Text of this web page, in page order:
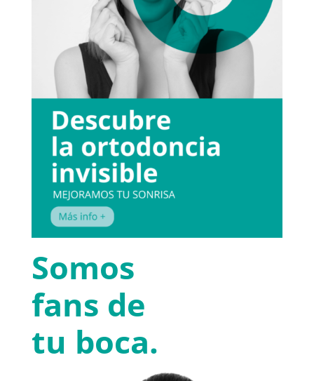
Somos
fans de
tu boca.